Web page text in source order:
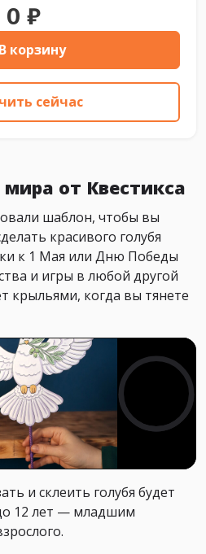
0 ₽
корзину
сейчас
от Квестикса
шаблон, чтобы вы
красивого голубя
к 1 Мая или Дню Победы
и игры в любой другой
крыльями, когда вы тянете
и склеить голубя будет
12 лет — младшим